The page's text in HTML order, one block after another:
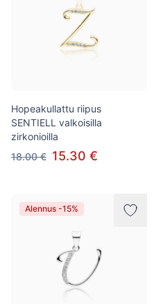
Hopeakullattu riipus
SENTIELL valkoisilla
zirkonioilla
18.00 € 15.30 €
Alennus -15%